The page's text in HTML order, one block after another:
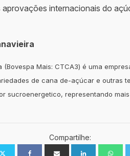
internacionais do
Mais: CTCA3) é uma
de cana de-açúcar e outras
sucroenergetico, representando
Compartilhe: